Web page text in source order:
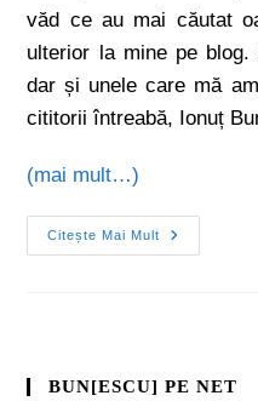
văd ce au mai căutat
ulterior la mine pe blog.
dar și unele care mă
cititorii întreabă, Ionuț
(mai mult…)
Citește Mai Mult
BUN[ESCU] PE NET